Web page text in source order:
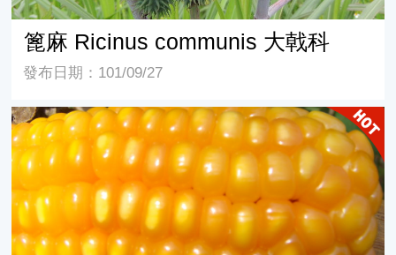
篦麻 Ricinus communis 大戟科
發布日期：101/09/27
玉米 Zea mays 禾本科